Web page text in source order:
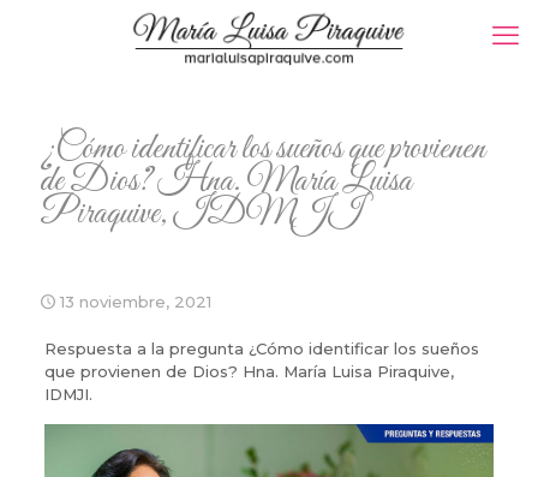
¿Cómo identificar los sueños que provienen
de Dios? Hna. María Luisa
Piraquive, IDMJI
13 noviembre, 2021
Respuesta a la pregunta ¿Cómo identificar los sueños
que provienen de Dios? Hna. María Luisa Piraquive,
IDMJI.